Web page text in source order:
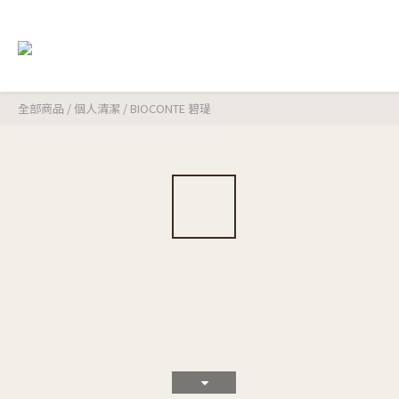
全部商品 /個人清潔 / BIOCONTE 碧瑅